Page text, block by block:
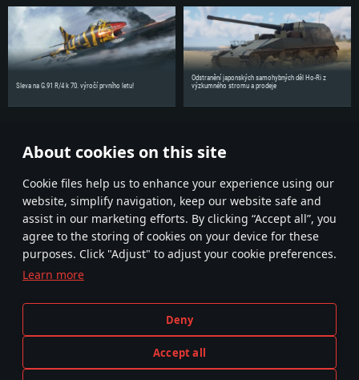
About cookies on this site
Сookie files help us to enhance your experience using our
website, simplify navigation, keep our website safe and
assist in our marketing efforts. By clicking “Accept all”, you
agree to the storing of cookies on your device for these
purposes. Click "Adjust" to adjust your cookie preferences.
Learn more
Deny
Accept all
Sleva na G.91 R/4 k 70. výročí prvního letu!
Odstranění japonských samohybných děl Ho-Ri z
výzkumného stromu a prodeje
Diskutujte na fóru
Smluvní podmínky
Pravidla soukromí
Nastavení souborů cookie